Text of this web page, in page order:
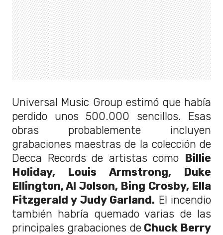
Universal Music Group estimó que había
perdido unos 500.000 sencillos. Esas
obras probablemente incluyen
grabaciones maestras de la colección de
Decca Records de artistas como Billie
Holiday, Louis Armstrong, Duke
Ellington, Al Jolson, Bing Crosby, Ella
Fitzgerald y Judy Garland. El incendio
también habría quemado varias de las
principales grabaciones deChuck Berry